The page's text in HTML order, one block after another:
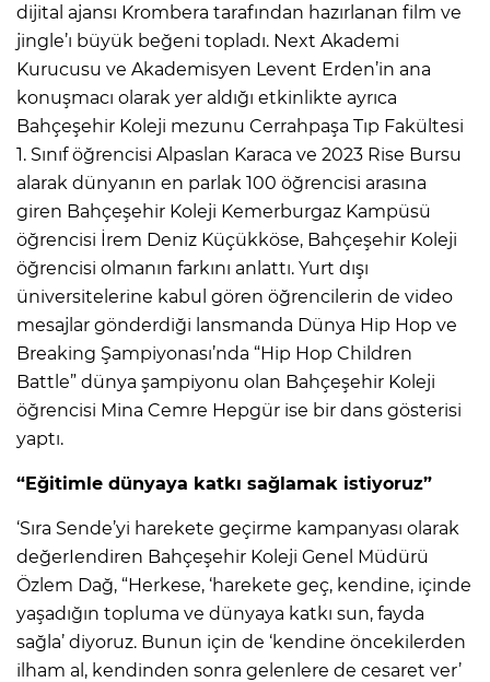
dijital ajansı Krombera tarafından hazırlanan film ve
jingle’ı büyük beğeni topladı. Next Akademi
Kurucusu ve Akademisyen Levent Erden’in ana
konuşmacı olarak yer aldığı etkinlikte ayrıca
Bahçeşehir Koleji mezunu Cerrahpaşa Tıp Fakültesi
1. Sınıf öğrencisi Alpaslan Karaca ve 2023 Rise Bursu
alarak dünyanın en parlak 100 öğrencisi arasına
giren Bahçeşehir Koleji Kemerburgaz Kampüsü
öğrencisi İrem Deniz Küçükköse, Bahçeşehir Koleji
öğrencisi olmanın farkını anlattı. Yurt dışı
üniversitelerine kabul gören öğrencilerin de video
mesajlar gönderdiği lansmanda Dünya Hip Hop ve
Breaking Şampiyonası’nda “Hip Hop Children
Battle” dünya şampiyonu olan Bahçeşehir Koleji
öğrencisi Mina Cemre Hepgür ise bir dans gösterisi
yaptı.
“Eğitimle dünyaya katkı sağlamak istiyoruz”
‘Sıra Sende’yi harekete geçirme kampanyası olarak
değerIendiren Bahçeşehir Koleji Genel Müdürü
Özlem Dağ, “Herkese, ‘harekete geç, kendine, içinde
yaşadığın topluma ve dünyaya katkı sun, fayda
sağla’ diyoruz. Bunun için de ‘kendine öncekilerden
ilham al, kendinden sonra gelenlere de cesaret ver’